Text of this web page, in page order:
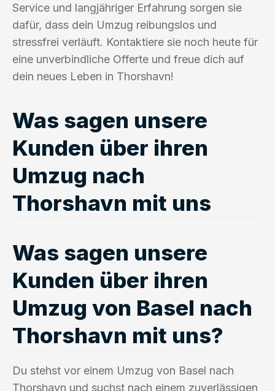
Service und langjähriger Erfahrung sorgen sie
dafür, dass dein Umzug reibungslos und
stressfrei verläuft. Kontaktiere sie noch heute für
eine unverbindliche Offerte und freue dich auf
dein neues Leben in Thorshavn!
Was sagen unsere
Kunden über ihren
Umzug nach
Thorshavn mit uns
Was sagen unsere
Kunden über ihren
Umzug von Basel nach
Thorshavn mit uns?
Du stehst vor einem Umzug von Basel nach
Thorshavn und suchst nach einem zuverlässigen